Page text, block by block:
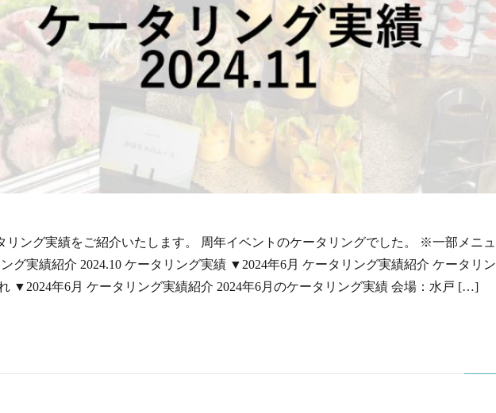
リング実績をご紹介いたします。 周年イベントのケータリングでした。 ※一部メニ
グ実績紹介 2024.10 ケータリング実績 ▼2024年6月 ケータリング実績紹介 ケータリ
▼2024年6月 ケータリング実績紹介 2024年6月のケータリング実績 会場：水戸 […]